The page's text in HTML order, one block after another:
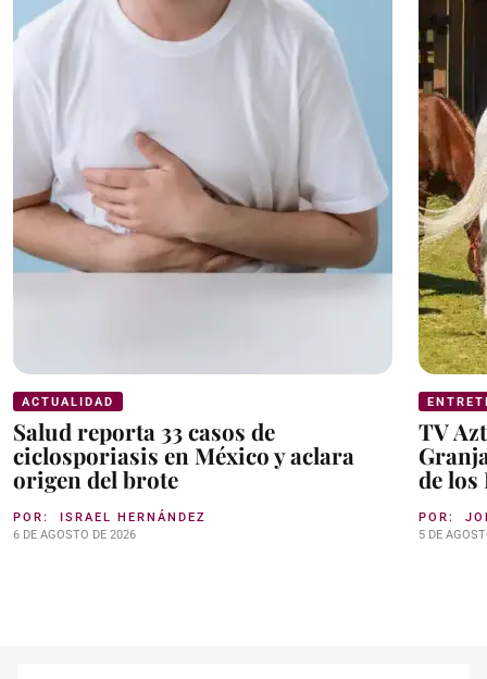
ACTUALIDAD
Salud reporta 33 casos de
ciclosporiasis en México y aclara
origen del brote
POR: ISRAEL HERNÁNDEZ
6 DE AGOSTO DE 2026
TV
de los
POR:
5 DE